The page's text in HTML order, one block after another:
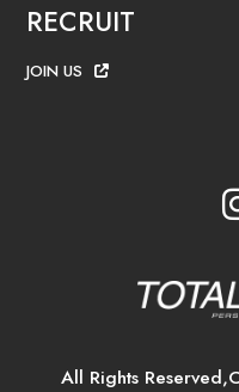
RECRUIT
JOIN US
All Rights